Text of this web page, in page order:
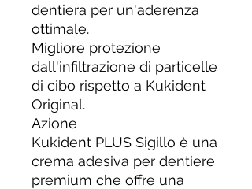
dentiera per un'aderenza
ottimale.
Migliore protezione
dall'infiltrazione di particelle
di cibo rispetto a Kukident
Original.
Azione
Kukident PLUS Sigillo è una
crema adesiva per dentiere
premium che offre una